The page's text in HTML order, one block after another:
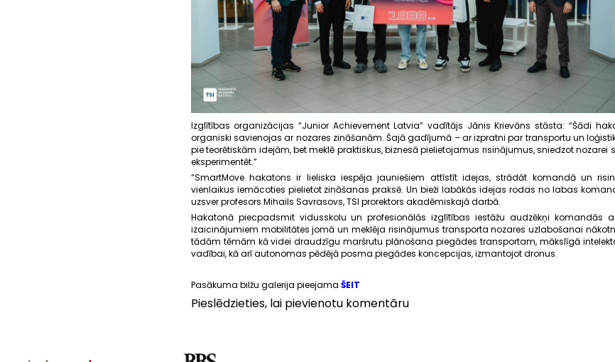
Izglītības organizācijas “Junior Achievement Latvia” vadītājs Jānis Krievāns stāsta: “Šādi
organiski savienojas ar nozares zināšanām. Šajā gadījumā – ar izpratni par transportu un
pie teorētiskām idejām, bet meklē praktiskus, biznesā pielietojamus risinājumus, sniedzot
eksperimentēt.”
“SmartMove hakatons ir lieliska iespēja jauniešiem attīstīt idejas, strādāt komandā un
vienlaikus iemācoties pielietot zināšanas praksē. Un bieži labākās idejas rodas no labas
uzsver profesors Mihails Savrasovs, TSI prorektors akadēmiskajā darbā.
Hakatonā piecpadsmit vidusskolu un profesionālās izglītības iestāžu audzēkņi komandās
izaicinājumiem mobilitātes jomā un meklēja risinājumus transporta nozares uzlabošanai
tādām tēmām kā videi draudzīgu maršrutu plānošana piegādes transportam, mākslīgā
vadībai, kā arī autonomas pēdējā posma piegādes koncepcijas, izmantojot dronus.
Pasākuma bilžu galerija pieejama ŠEIT
Pieslēdzieties, lai pievienotu komentāru